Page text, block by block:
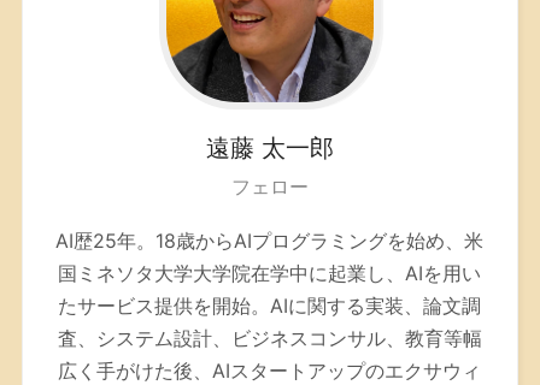
遠藤 太一郎
フェロー
AI歴25年。 18歳からAIプログラミングを始め、米
国ミネソタ大学大学院在学中に起業し、AIを用い
たサービス提供を開始。AIに関する実装、論文調
査、システム設計、ビジネスコンサル、教育等幅
広く手がけた後、AIスタートアップのエクサウィ